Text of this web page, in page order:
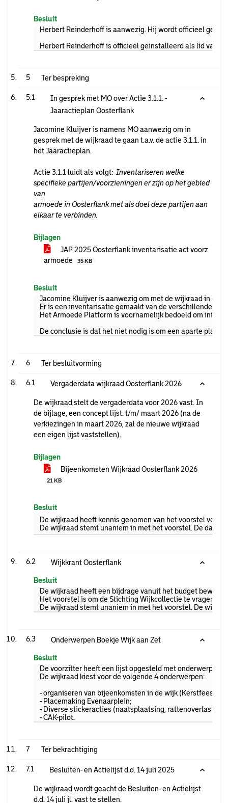
Besluit
Herbert Reinderhoff is aanwezig. Hij wordt officieel
Herbert Reinderhoff is officieel geinstalleerd als lid van
5 Ter bespreking
5.1
In gesprek met MO over Actie 3.1.1. -
Jaaractieplan Oosterflank
Jacomine Kluijver is namens MO aanwezig om in
gesprek met de wijkraad te gaan t.a.v. de actie 3.1.1. in
het Jaaractieplan.
Actie 3.1.1 luidt als volgt: Inventariseren welke
specifieke partijen/voorzieningen er zijn op het gebied
van
armoede in Oosterflank met als doel deze partijen aan
elkaar te verbinden.
Bijlagen
JAP 2025 Oosterflank inventarisatie act voorz
armoede
35 KB
Besluit
Jacomine Kluijver is aanwezig om met de wijkraad in
Er is een inventarisatie gemaakt van de verschillende
Het Armoede Platform is voornamelijk bedoeld om
De conclusie is dat het niet nodig is om een aparte
6 Ter besluitvorming
6.1 Vergaderdata wijkraad Oosterflank 2026
De wijkraad stelt de vergaderdata voor 2026 vast. In
de bijlage, een concept lijst. t/m/ maart 2026 (na de
verkiezingen in maart 2026, zal de nieuwe wijkraad
een eigen lijst vaststellen).
Bijlagen
Bijeenkomsten Wijkraad Oosterflank 2026
21 KB
Besluit
De wijkraad heeft kennis genomen van het voorstel
De wijkraad stemt unaniem in met het voorstel. De data
6.2 Wijkkrant Oosterflank
Besluit
De wijkraad heeft een bijdrage vanuit het budget
Het voorstel is om de Stichting Wijkcollectie te vragen
De wijkraad stemt unaniem in met het voorstel. De
6.3 Onderwerpen Boekje Wijk aan Zet
Besluit
De voorzitter heeft een lijst opgesteld met onderwerpen
De wijkraad kiest voor de volgende 4 onderwerpen:
- organiseren van bijeenkomsten in de wijk (Kerstfeest
- Placemaking Evenaarplein;
- Diverse stickeracties (naatsplaatsing, rattenoverlast,
- CAK-pilot.
7 Ter bekrachtiging
7.1 Besluiten- en Actielijst d.d. 14 juli 2025
De wijkraad wordt geacht de Besluiten- en Actielijst
d.d. 14 juli jl. vast te stellen.